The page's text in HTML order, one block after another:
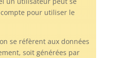
pour utiliser le
se réfèrent aux données
soit générées par